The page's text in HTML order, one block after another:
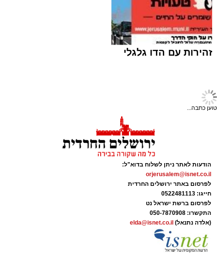
תולדות יהודה סטיטשין ,
צילום יהודה וייס
ריקודים עד חצות הלילה:
בסוף השבוע האחרון בטיש ט"ו באב שערך
האדמו"ר מתולדות יהודה סטיטשין, השוהה מדי
שנה בחודשי הקיץ בארץ ישראל. המעמד התקיים
באוהל ענק שהוקם ברחבה הגדולה שבחצר סמינר
זהירות עם הדו גלגלי
חצרות
כיצד בונים את בית המקדש?
הרב מרדכי שריקי במסר
הרב מרדכי שרקי בשיחת התעוררות בתשעה
באב ב'בית רמחל'
הרב שריקי בתשעה באב. א' מיכאלי
מנהל האתר / 16:19 24.07.26
אולי יעניין אותך גם